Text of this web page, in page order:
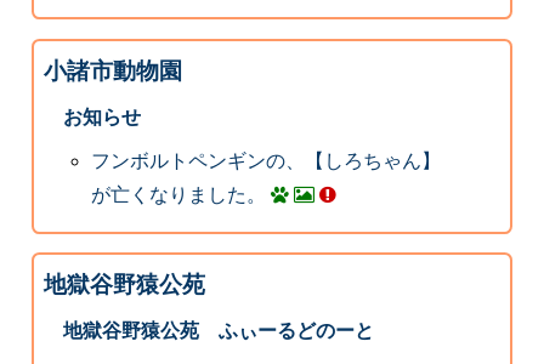
小諸市動物園
お知らせ
フンボルトペンギンの、【しろちゃん】
が亡くなりました。
地獄谷野猿公苑
地獄谷野猿公苑 ふぃーるどのーと